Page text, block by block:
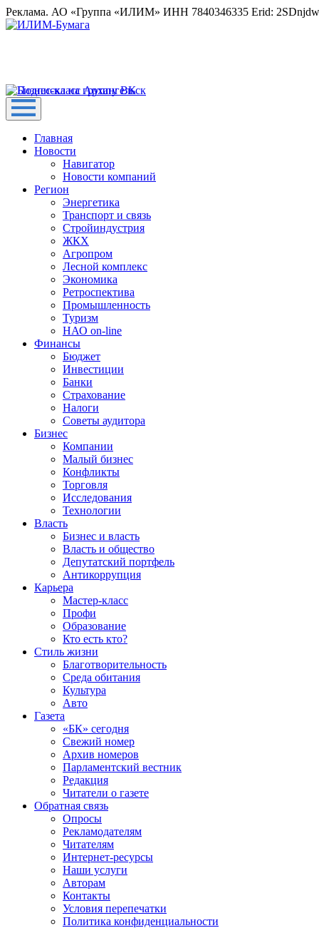
Реклама. АО «Группа «ИЛИМ» ИНН 7840346335 Erid:
Главная
Новости
Навигатор
Новости компаний
Регион
Энергетика
Транспорт и связь
Стройиндустрия
ЖКХ
Агропром
Лесной комплекс
Экономика
Ретроспектива
Промышленность
Туризм
НАО on-line
Финансы
Бюджет
Инвестиции
Банки
Страхование
Налоги
Советы аудитора
Бизнес
Компании
Малый бизнес
Конфликты
Торговля
Исследования
Технологии
Власть
Бизнес и власть
Власть и общество
Депутатский портфель
Антикоррупция
Карьера
Мастер-класс
Профи
Образование
Кто есть кто?
Стиль жизни
Благотворительность
Среда обитания
Культура
Авто
Газета
«БК» сегодня
Свежий номер
Архив номеров
Парламентский вестник
Редакция
Читатели о газете
Обратная связь
Опросы
Рекламодателям
Читателям
Интернет-ресурсы
Наши услуги
Авторам
Контакты
Условия перепечатки
Политика конфиденциальности